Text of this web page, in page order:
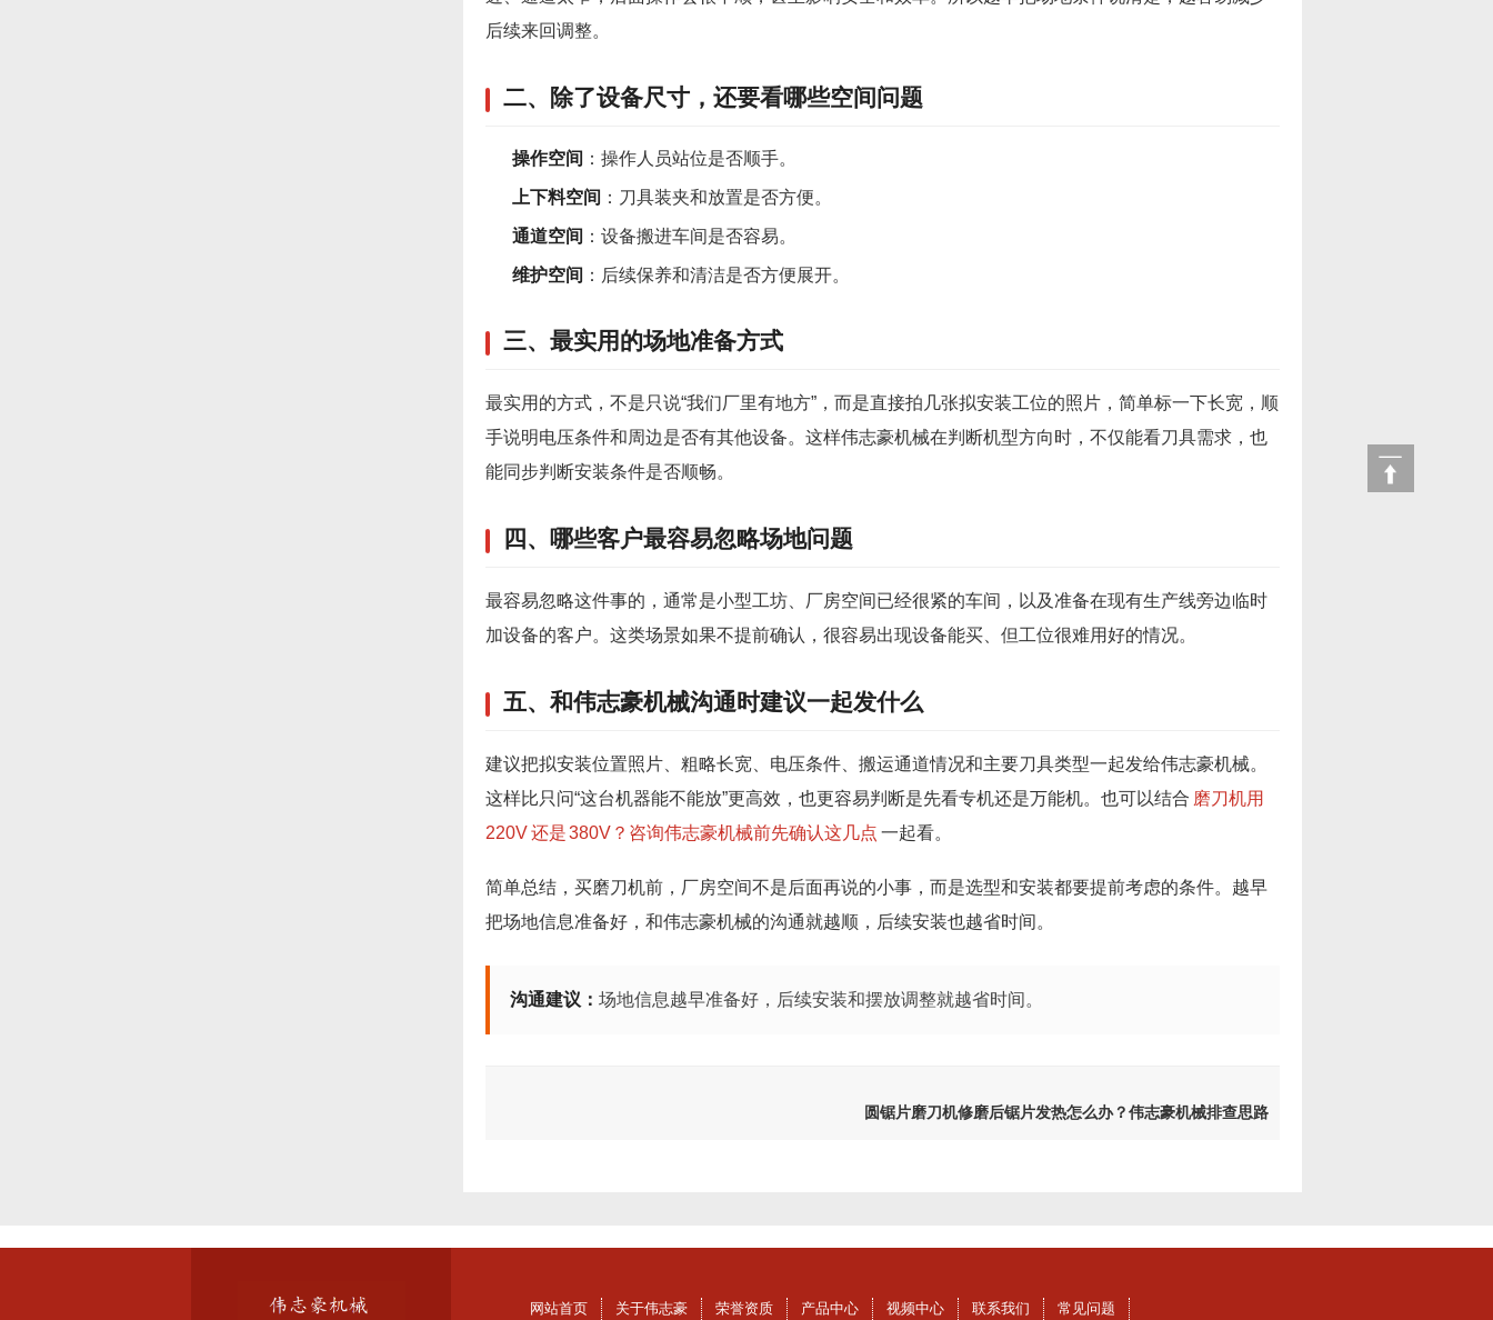
后续来回调整。
二、除了设备尺寸，还要看哪些空间问题
操作空间 ：操作人员站位是否顺手。
上下料空间 ：刀具装夹和放置是否方便。
通道空间 ：设备搬进车间是否容易。
维护空间 ：后续保养和清洁是否方便展开。
三、最实用的场地准备方式
最实用的方式，不是只说“我们厂里有地方”，而是直接拍几张拟安装工位的照片，简单标一下长宽，顺
手说明电压条件和周边是否有其他设备。这样伟志豪机械在判断机型方向时，不仅能看刀具需求，也
能同步判断安装条件是否顺畅。
四、哪些客户最容易忽略场地问题
最容易忽略这件事的，通常是小型工坊、厂房空间已经很紧的车间，以及准备在现有生产线旁边临时
加设备的客户。这类场景如果不提前确认，很容易出现设备能买、但工位很难用好的情况。
五、和伟志豪机械沟通时建议一起发什么
建议把拟安装位置照片、粗略长宽、电压条件、搬运通道情况和主要刀具类型一起发给伟志豪机械。
这样比只问“这台机器能不能放”更高效，也更容易判断是先看专机还是万能机。也可以结合 磨刀机用
220V 还是 380V？咨询伟志豪机械前先确认这几点 一起看。
简单总结，买磨刀机前，厂房空间不是后面再说的小事，而是选型和安装都要提前考虑的条件。越早
把场地信息准备好，和伟志豪机械的沟通就越顺，后续安装也越省时间。
沟通建议： 场地信息越早准备好，后续安装和摆放调整就越省时间。
圆锯片磨刀机修磨后锯片发热怎么办？伟志豪机械排查思路
网站首页 关于伟志豪 荣誉资质 产品中心 视频中心 联系我们 常见问题